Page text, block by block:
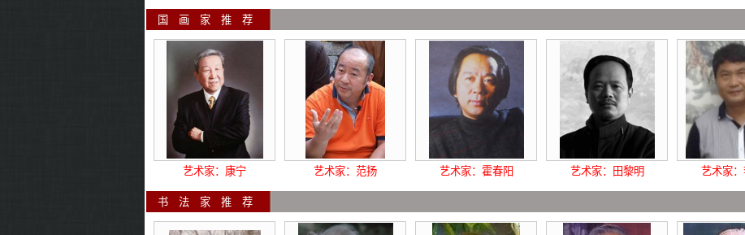
国 画 家 推
艺术家：康宁 艺术家：范扬 艺术家：霍春阳 艺术家：田黎明 艺术家
书 法 家 推